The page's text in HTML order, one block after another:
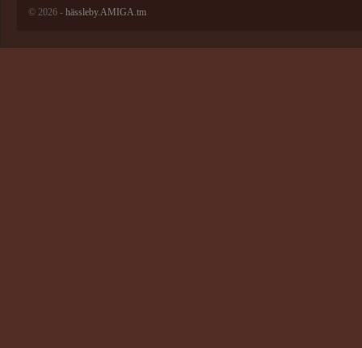
© 2026 - hässleby.AMIGA.tm